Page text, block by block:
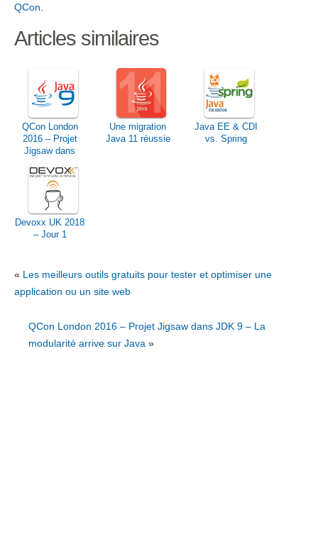
QCon
Articles similaires
QCon London
2016 – Projet
Jigsaw dans
modularité arrive
sur Java
Une migration
Java 11 réussie
Java EE & CDI
vs. Spring
Devoxx UK 2018
– Jour 1
« Les meilleurs outils gratuits pour tester et optimiser une
application ou un site web
QCon London 2016 – Projet Jigsaw dans JDK 9 – La
modularité arrive sur Java »